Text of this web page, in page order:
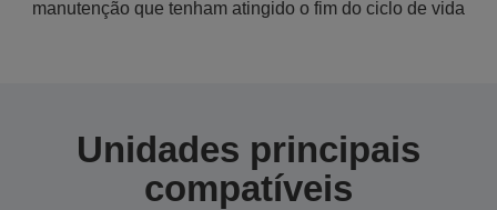
manutenção que tenham atingido o fim do ciclo de vida
Unidades principais
compatíveis